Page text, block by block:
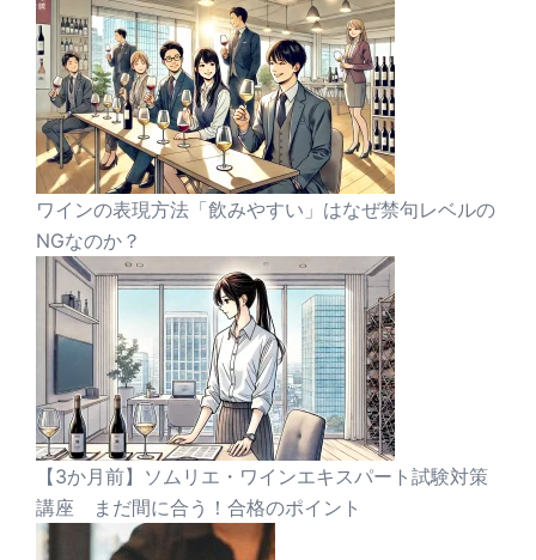
ワインの表現方法「飲みやすい」はなぜ禁句レベルの
NGなのか？
【3か月前】ソムリエ・ワインエキスパート試験対策
講座 まだ間に合う！合格のポイント